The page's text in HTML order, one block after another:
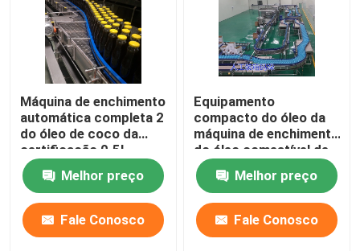
Máquina de enchimento
automática completa 2
do óleo de coco da
certificação 0.5L
12000BPH do CE em 1
máquina do capsulador
do enchimento do óleo
de coco
Melhor preço
Fale Conosco
Equipamento
compacto do óleo da
máquina de enchimento
do óleo comestível de
4.68W 6000BPH
Melhor preço
Fale Conosco